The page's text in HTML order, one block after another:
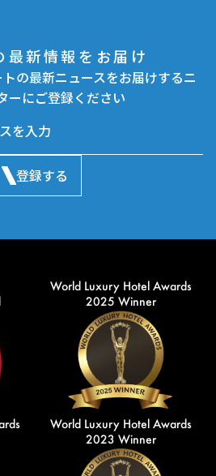
最新情報をお届け
の最新ニュースをお届けするニ
ーにご登録ください
登録する
World Luxury Hotel Awards
2025 Winner
World Luxury Hotel Awards
2023 Winner